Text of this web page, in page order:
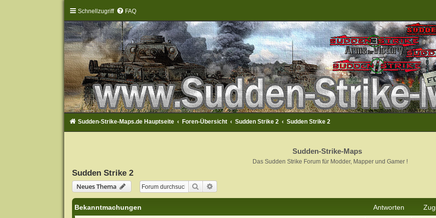
Schnellzugriff FAQ
Sudden-Strike-Maps.de Hauptseite Foren-Übersicht Sudden Strike 2 Sudden Strike 2
Sudden-Strike-Maps
Das Sudden Strike Forum für Modder, Mapper und Gamer !
Sudden Strike 2
Neues Thema
Suche
Bekanntmachungen Antworten